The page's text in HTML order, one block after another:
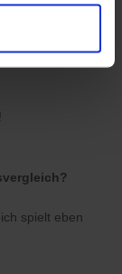
spielt eben